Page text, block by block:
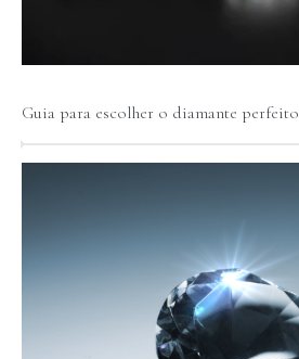
Guia para escolher o diamante perfeito